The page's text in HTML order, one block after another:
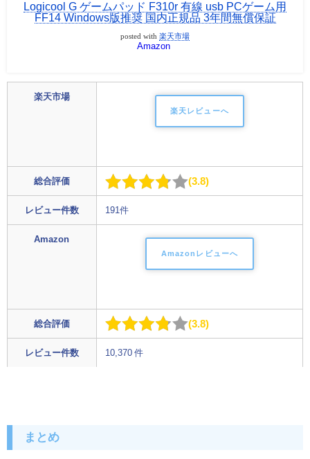
Logicool G ゲームパッド F310r 有線 usb PCゲーム用
FF14 Windows版推奨 国内正規品 3年間無償保証
posted with 楽天市場
Amazon
楽天市場
楽天レビューへ
総合評価 3.8
レビュー件数 191件
Amazon
Amazonレビューへ
総合評価 3.8
レビュー件数 10,370 件
まとめ